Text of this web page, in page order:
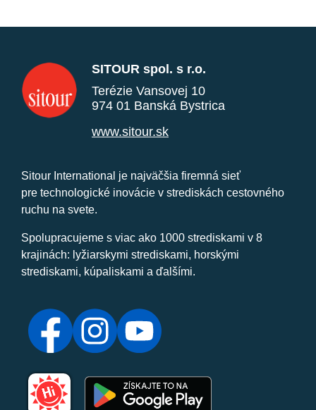
SITOUR spol. s r.o.
Terézie Vansovej 10
974 01 Banská Bystrica
www.sitour.sk
Sitour International je najväčšia firemná sieť
pre technologické inovácie v strediskách cestovného
ruchu na svete.
Spolupracujeme s viac ako 1000 strediskami v 8
krajinách: lyžiarskymi strediskami, horskými
strediskami, kúpaliskami a ďalšími.